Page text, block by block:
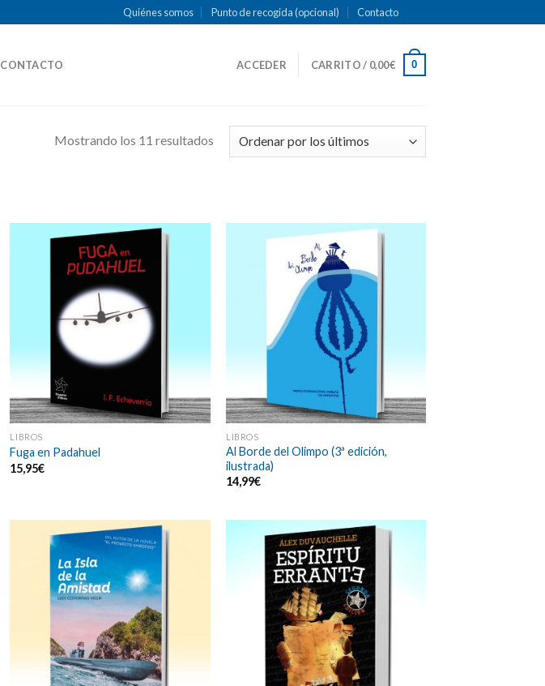
Quiénes somos Punto de recogida (opcional) Contacto
CONTACTO ACCEDER CARRITO / 0,00€ 0
Mostrando los 11 resultados
LIBROS
Fuga en Padahuel
15,95€
LIBROS
Al Borde del Olimpo (3ª edición,
ilustrada)
14,99€